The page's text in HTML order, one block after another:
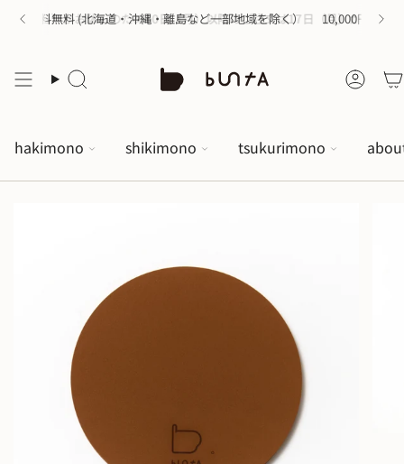
日（日）がお休みのため10日（月）以降のご注文は17日（月）から順次配
で送料無料 (北海道・沖縄・離島など一部地域を除く） 10,000円以上の
hakimono shikimono tsukurimono